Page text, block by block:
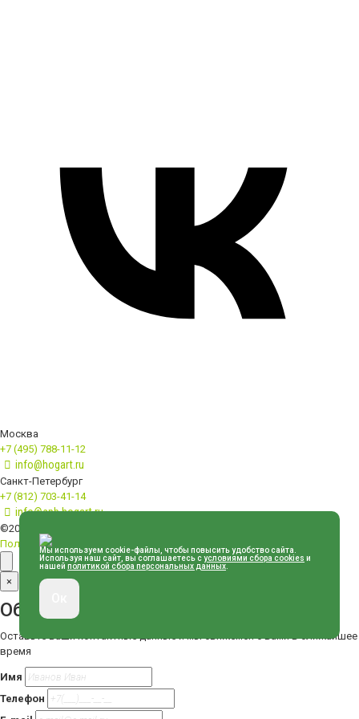
Москва
+7 (495) 788-11-12
info@hogart.ru
Санкт-Петербург
+7 (812) 703-41-14
info@spb.hogart.ru
©2026 — HOGART
Политика конфиденциальности
Мы используем cookie-файлы, чтобы повысить удобство сайта.
Используя наш сайт, вы соглашаетесь сусловиями сбора cookies и
нашей политикой сбора персональных данных
×
Обратная связь
Оставьте ваши контактные данные и мы свяжемся с вами в ближайшее
время
Имя
Телефон